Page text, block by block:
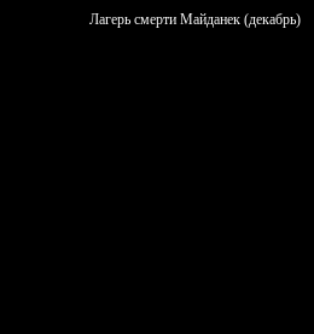
Лагерь смерти Майданек (декабрь)